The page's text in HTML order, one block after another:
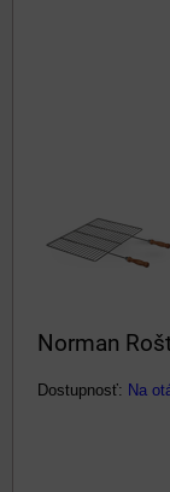
Norman
Dostupnosť: Na